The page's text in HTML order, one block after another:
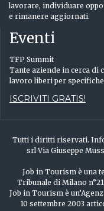
lavorare, individuare
e rimanere aggiornati.
Eventi
TFP Summit
Tante aziende in cerca di
lavoro liberi per
ISCRIVITI GRATIS!
Tutti i diritti riservati.
srl Via Giuseppe
Job in Tourism è una
Tribunale di Milano
Job in Tourism è
10 settembre 2003